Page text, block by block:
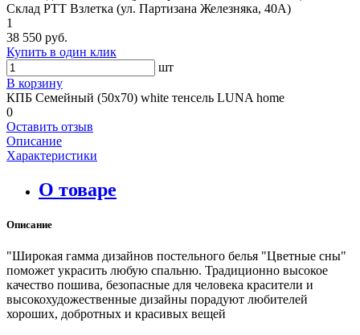
Склад РТТ Взлетка (ул. Партизана Железняка, 40А)
1
38 550 руб.
Купить в один клик
шт
В корзину
КПБ Семейный (50х70) white тенсель LUNA home
0
Оставить отзыв
Описание
Характеристики
О товаре
Описание
"Широкая гамма дизайнов постельного белья "Цветные сны"
поможет украсить любую спальню. Традиционно высокое
качество пошива, безопасные для человека красители и
высокохудожественные дизайны порадуют любителей
хороших, добротных и красивых вещей